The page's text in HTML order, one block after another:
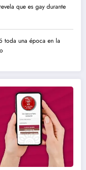
que es gay durante
toda una época en la